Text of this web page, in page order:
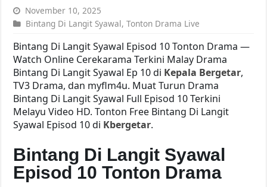
November 10, 2025
Bintang Di Langit Syawal,Tonton Drama Live
Bintang Di Langit Syawal Episod 10 Tonton Drama —
Watch Online Cerekarama Terkini Malay Drama
Bintang Di Langit Syawal Ep 10 di Kepala Bergetar,
TV3 Drama, dan myflm4u. Muat Turun Drama
Bintang Di Langit Syawal Full Episod 10 Terkini
Melayu Video HD. Tonton Free Bintang Di Langit
Syawal Episod 10 di Kbergetar.
Bintang Di Langit Syawal
Episod 10 Tonton Drama